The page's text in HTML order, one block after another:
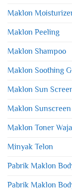
Maklon
Maklon Peeling
Maklon Shampoo
Maklon Soothing
Maklon Sun
Maklon Sunscreen
Maklon Toner
Minyak Telon
Pabrik Maklon
Pabrik Maklon